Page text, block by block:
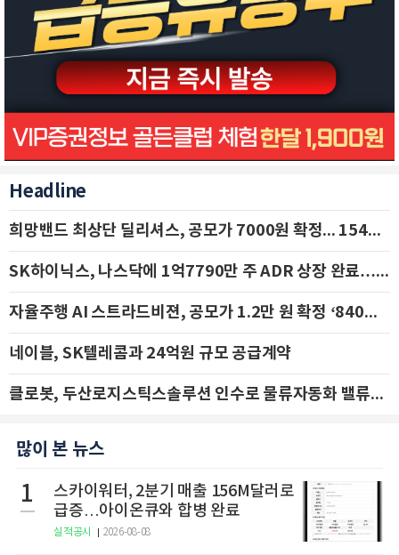
Headline
희망밴드 최상단 딜리셔스, 공모가 7000원 확정... 154억 규모 IPO 돌입
SK하이닉스, 나스닥에 1억7790만 주 ADR 상장 완료…29일 국내 추가 상장
자율주행 AI 스트라드비젼, 공모가 1.2만 원 확정 ‘840억 수혈’
네이블, SK텔레콤과 24억원 규모 공급계약
클로봇, 두산로지스틱스솔루션 인수로 물류자동화 밸류체인 확장 추진 - IBK투자증권
많이 본 뉴스
1
스카이워터, 2분기 매출 156M달러로
급증…아이온큐와 합병 완료
실적공시 2026-08-08